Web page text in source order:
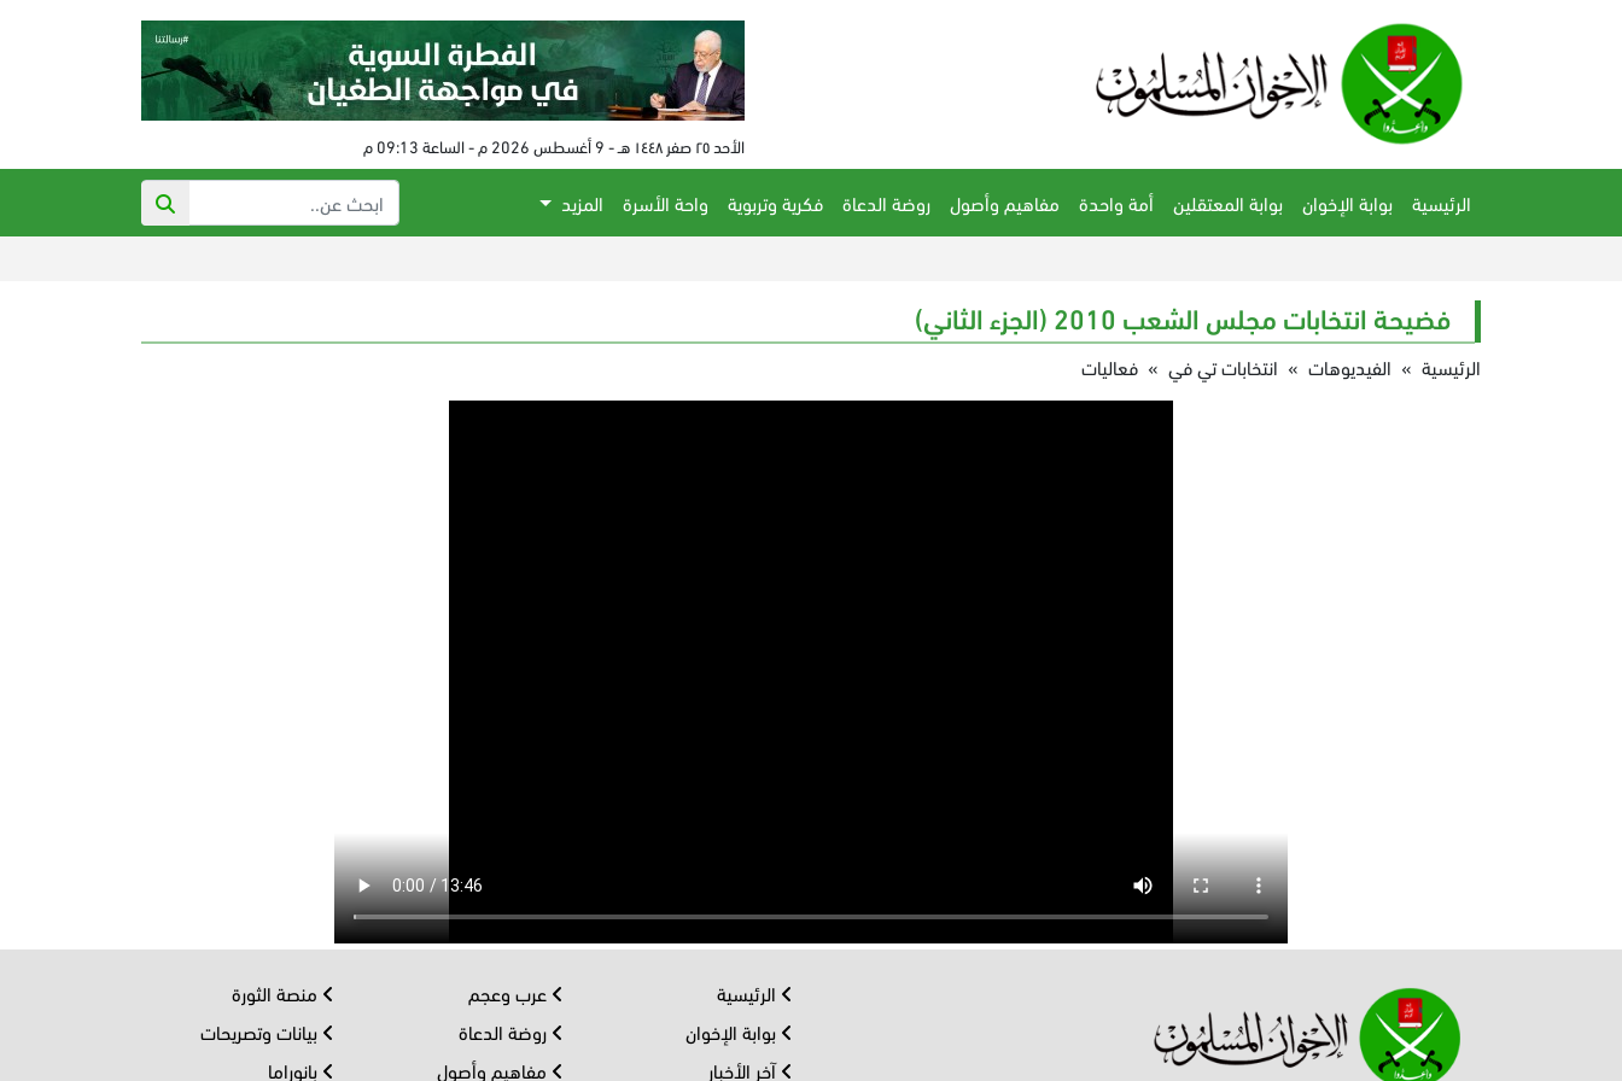
الأحد ٢٥ صفر ١٤٤٨ هـ - 9 أغسطس 2026 م - الساعة 09:13 م
الرئيسية بوابة الإخوان بوابة المعتقلين أمة واحدة مفاهيم وأصول روضة الدعاة فكرية وتربوية واحة الأسرة
المزيد
فضيحة انتخابات مجلس الشعب 2010 (الجزء الثاني)
الرئيسية » الفيديوهات » انتخابات تي في » فعاليات
الرئيسية
بوابة الإخوان
آخر الأخبار
عرب وعجم
روضة الدعاة
مفاهيم وأصول
منصة الثورة
بيانات وتصريحات
بانوراما